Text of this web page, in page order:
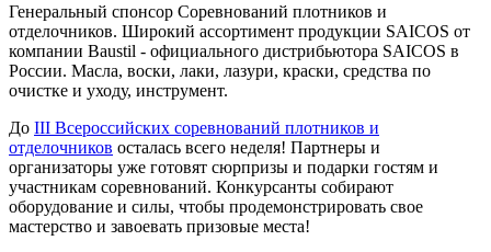
Генеральный спонсор Соревнований плотников и
отделочников. Широкий ассортимент продукции SAICOS от
компании Baustil - официального дистрибьютора SAICOS в
России. Масла, воски, лаки, лазури, краски, средства по
очистке и уходу, инструмент.
До III Всероссийских соревнований плотников и
отделочников осталась всего неделя! Партнеры и
организаторы уже готовят сюрпризы и подарки гостям и
участникам соревнований. Конкурсанты собирают
оборудование и силы, чтобы продемонстрировать свое
мастерство и завоевать призовые места!